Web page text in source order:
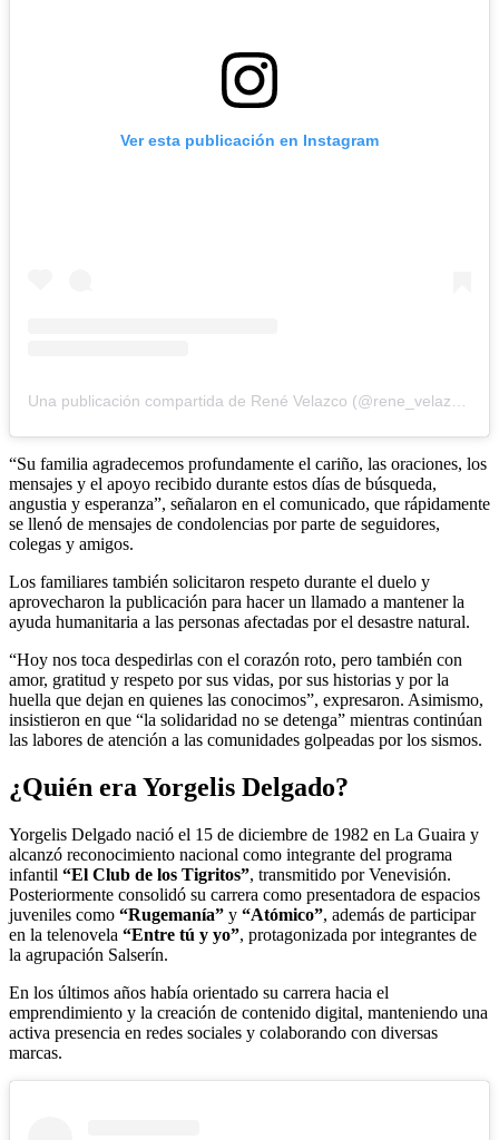
Ver esta publicación en Instagram
Una publicación compartida de René Velazco (@rene_velazco)
“Su familia agradecemos profundamente el cariño, las oraciones, los
mensajes y el apoyo recibido durante estos días de búsqueda,
angustia y esperanza”, señalaron en el comunicado, que rápidamente
se llenó de mensajes de condolencias por parte de seguidores,
colegas y amigos.
Los familiares también solicitaron respeto durante el duelo y
aprovecharon la publicación para hacer un llamado a mantener la
ayuda humanitaria a las personas afectadas por el desastre natural.
“Hoy nos toca despedirlas con el corazón roto, pero también con
amor, gratitud y respeto por sus vidas, por sus historias y por la
huella que dejan en quienes las conocimos”, expresaron. Asimismo,
insistieron en que “la solidaridad no se detenga” mientras continúan
las labores de atención a las comunidades golpeadas por los sismos.
¿Quién era Yorgelis Delgado?
Yorgelis Delgado nació el 15 de diciembre de 1982 en La Guaira y
alcanzó reconocimiento nacional como integrante del programa
infantil “El Club de los Tigritos”, transmitido por Venevisión.
Posteriormente consolidó su carrera como presentadora de espacios
juveniles como “Rugemanía” y “Atómico”, además de participar
en la telenovela “Entre tú y yo”, protagonizada por integrantes de
la agrupación Salserín.
En los últimos años había orientado su carrera hacia el
emprendimiento y la creación de contenido digital, manteniendo una
activa presencia en redes sociales y colaborando con diversas
marcas.